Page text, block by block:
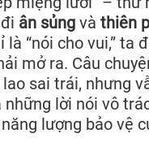
ân sủng và thiên
“nói cho vui,” ta
mở ra. Câu
sai trái, nhưng
lời nói vô
lượng bảo vệ